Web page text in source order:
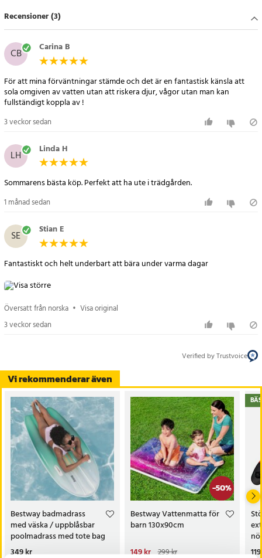
Specifikation Poolmadrass
- Mått: 203 x 137 x 25,5 cm
- Max användarvikt: 100 kg
- Bestway tanning bed Pool float inkluderar: Avtagbar kudde,
- Användning: I vatten eller på land
- Uppblåsbar solsäng för en vuxen användare
Artikelnummer
Vi rekommenderar även
Bestway badmadrass
med väska / uppblåsbar
poolmadrass med tote bag
Pris:349 kr
349 kr
-50%
Bestway Vattenmatta för
barn 130x90cm
Nuvarande pris:
149 kr 299 kr
Recensioner (3)
CB Carina B
För att mina förväntningar stämde och det är en fantastisk känsla att
sola omgiven av vatten utan att riskera djur, vågor utan man kan
fullständigt koppla av !
3 veckor sedan
LH Linda H
Sommarens bästa köp. Perfekt att ha ute i trädgården.
1 månad sedan
SE Stian E
Fantastiskt och helt underbart att bära under varma dagar
Översatt från norska • Visa original
3 veckor sedan
Verified by Trustvoice